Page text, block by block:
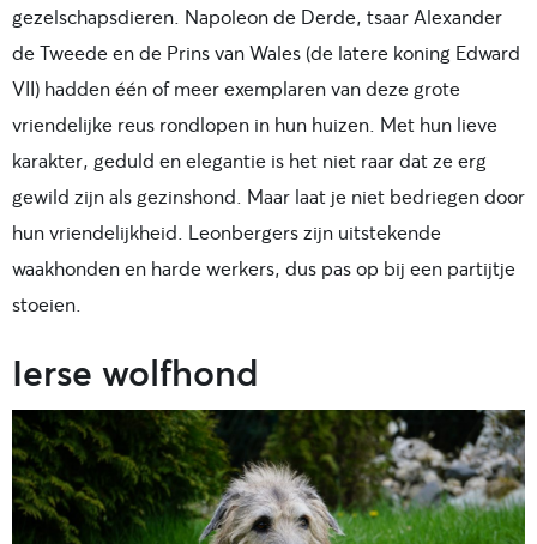
gezelschapsdieren. Napoleon de Derde, tsaar Alexander
de Tweede en de Prins van Wales (de latere koning Edward
VII) hadden één of meer exemplaren van deze grote
vriendelijke reus rondlopen in hun huizen. Met hun lieve
karakter, geduld en elegantie is het niet raar dat ze erg
gewild zijn als gezinshond. Maar laat je niet bedriegen door
hun vriendelijkheid. Leonbergers zijn uitstekende
waakhonden en harde werkers, dus pas op bij een partijtje
stoeien.
Ierse wolfhond